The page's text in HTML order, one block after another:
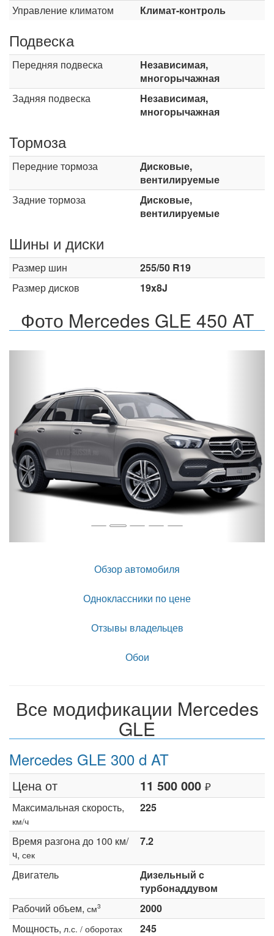
Управление климатом Климат-контроль
Подвеска
Передняя подвеска
Независимая,
многорычажная
Задняя подвеска
Независимая,
многорычажная
Тормоза
Передние тормоза
Дисковые,
вентилируемые
Задние тормоза
Дисковые,
вентилируемые
Шины и диски
Размер шин
255/50 R19
Размер дисков
19x8J
Фото Mercedes GLE 450 AT
Обзор автомобиля
Одноклассники по цене
Отзывы владельцев
Обои
Все модификации Mercedes
GLE
Mercedes GLE 300 d AT
Цена от 11 500 000 ₽
Максимальная скорость,
км/ч
225
Время разгона до 100 км/
ч, сек
7.2
Двигатель
Дизельный c
турбонаддувом
Рабочий объем, см3
2000
Мощность, л.с. / оборотах
245